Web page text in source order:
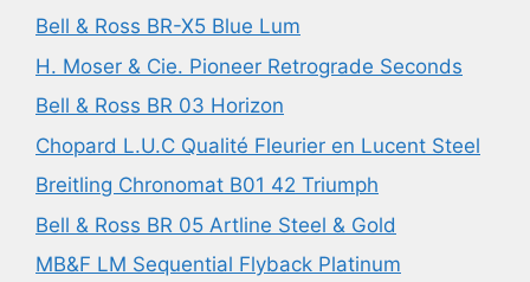
Bell & Ross BR-X5 Blue Lum
H. Moser & Cie. Pioneer Retrograde Seconds
Bell & Ross BR 03 Horizon
Chopard L.U.C Qualité Fleurier en Lucent Steel
Breitling Chronomat B01 42 Triumph
Bell & Ross BR 05 Artline Steel & Gold
MB&F LM Sequential Flyback Platinum